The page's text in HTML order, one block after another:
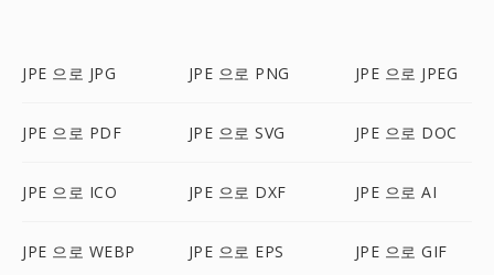
JPE 으로 JPG JPE 으로 PNG JPE 으로 JPEG
JPE 으로 PDF JPE 으로 SVG JPE 으로 DOC
JPE 으로 ICO JPE 으로 DXF JPE 으로 AI
JPE 으로 WEBP JPE 으로 EPS JPE 으로 GIF